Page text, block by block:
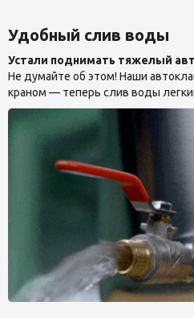
Удобный слив воды
Устали поднимать тяжелый
Не думайте об этом! Наши
краном — теперь слив воды